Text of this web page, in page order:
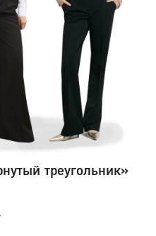
треугольник»